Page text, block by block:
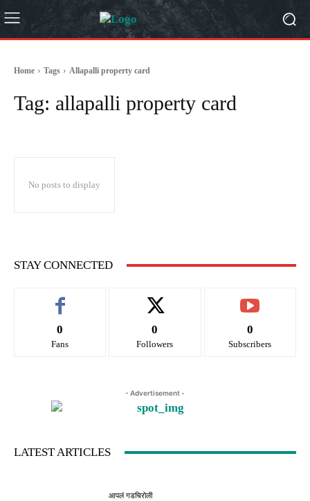
Home Tags Allapalli property card
Tag: allapalli property card
No posts to display
STAY CONNECTED
0
Fans
0
Followers
0
Subscribers
- Advertisement -
LATEST ARTICLES
आपलं गडचिरोली